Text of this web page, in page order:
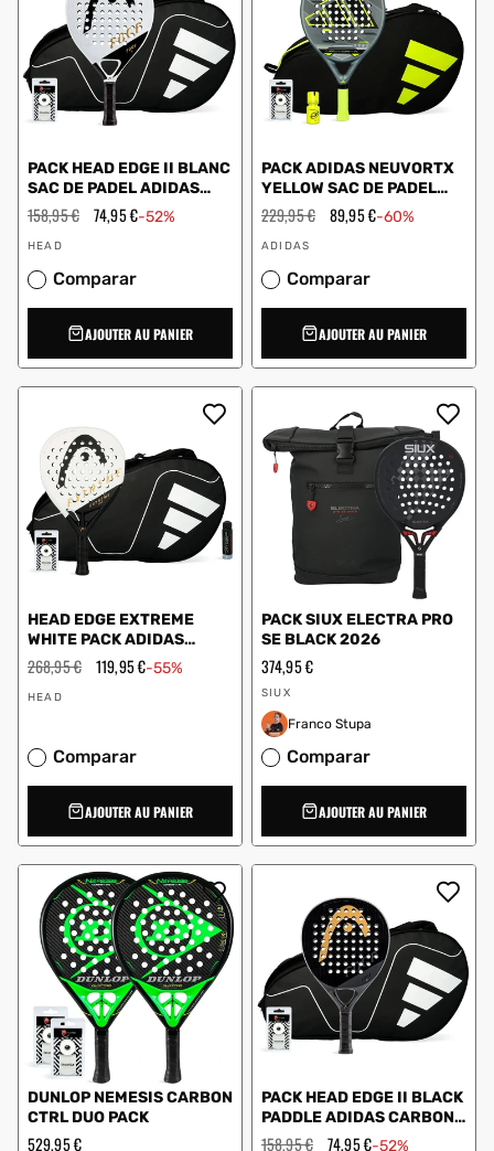
PACK HEAD EDGE II BLANC
SAC DE PADEL ADIDAS
CARBON CTR BLANC
Prix
régulier
158,95 € Prix
en
74,95 €-52%
Vendeur
HEAD
Comparar
AJOUTER AU PANIER
PACK ADIDAS NEUVORTX
YELLOW SAC DE PADEL
CONTRÔLE DRY GRIP
Prix
régulier
229,95 € Prix
en
89,95 €-60%
Vendeur
ADIDAS
Comparar
AJOUTER AU PANIER
HEAD EDGE EXTREME
WHITE PACK ADIDAS
CARBON CTR WHITE
PADDLE BAG
Prix
régulier
268,95 € Prix
119,95 €-55%
Vendeur
HEAD
Comparar
AJOUTER AU PANIER
PACK SIUX ELECTRA PRO
SE BLACK 2026
Prix
régulier
374,95 €
Vendeur
SIUX
Franco Stupa
Comparar
AJOUTER AU PANIER
DUNLOP NEMESIS CARBON
CTRL DUO PACK
Prix
529,95 €
PACK HEAD EDGE II BLACK
PADDLE ADIDAS CARBON
CTR WHITE
Prix
158,95 € Prix
74,95 €-52%